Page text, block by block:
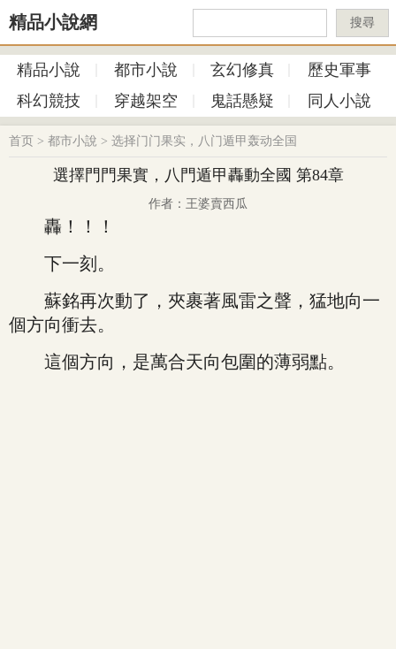
精品小說網 搜尋
精品小說 都市小說 玄幻修真
歷史軍事
科幻競技
穿越架空 鬼話懸疑 同人小說
首页 > 都市小說 > 选择门门果实，八门遁甲轰动全国
選擇門門果實，八門遁甲轟動全國 第84章
作者：王婆賣西瓜
轟！！！
下一刻。
蘇銘再次動了，夾裹著風雷之聲，猛地向一
個方向衝去。
這個方向，是萬合天向包圍的薄弱點。